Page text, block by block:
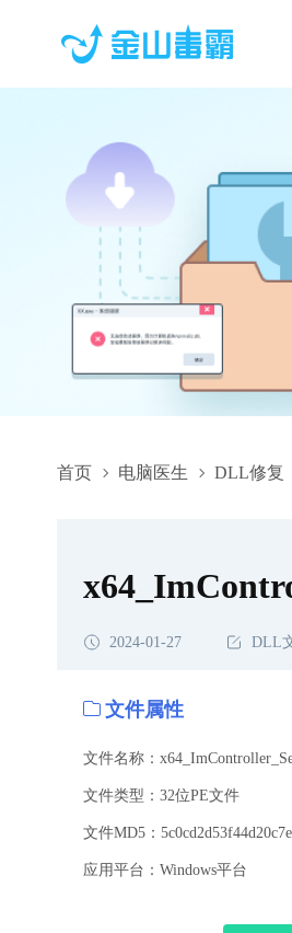
首页 电脑医生 DLL修复
2024-01-27 DLL
文件属性
文件类型：32位PE文件
应用平台：Windows平台